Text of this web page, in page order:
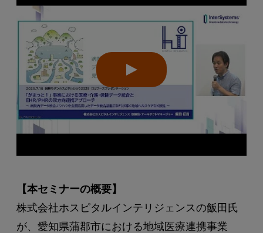
【本セミナーの概要】
株式会社ホスピタルインテリジェンスの飯田氏
が、愛知県蒲郡市における地域医療連携事業